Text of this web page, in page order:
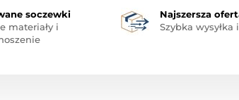
soczewki
materiały i
Najszersza
Szybka wysyłka